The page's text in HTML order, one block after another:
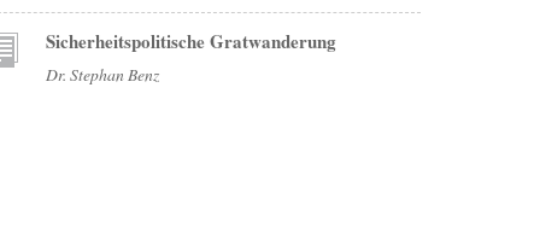
Sicherheitspolitische Gratwanderung
Dr. Stephan Benz